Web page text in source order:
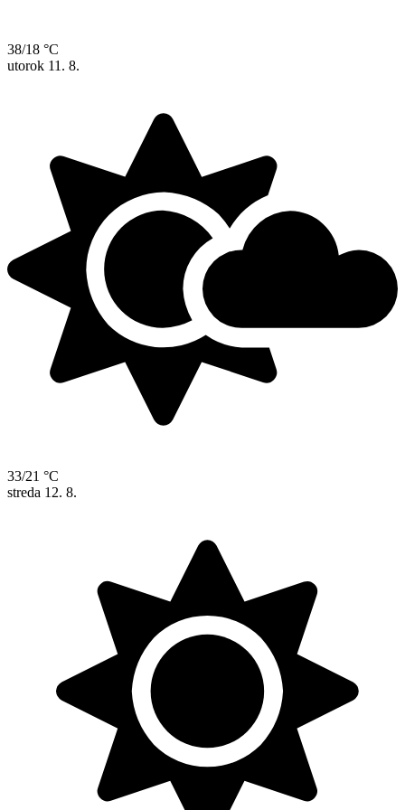
38/18 °C
utorok 11. 8.
33/21 °C
streda 12. 8.